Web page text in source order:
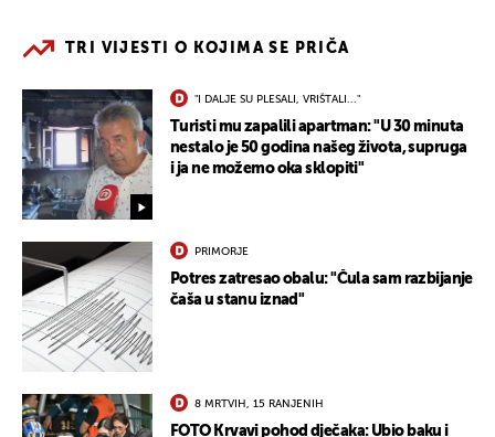
TRI VIJESTI O KOJIMA SE PRIČA
"I DALJE SU PLESALI, VRIŠTALI..."
Turisti mu zapalili apartman: "U 30 minuta
nestalo je 50 godina našeg života, supruga
i ja ne možemo oka sklopiti"
PRIMORJE
Potres zatresao obalu: "Čula sam razbijanje
čaša u stanu iznad"
8 MRTVIH, 15 RANJENIH
FOTO Krvavi pohod dječaka: Ubio baku i